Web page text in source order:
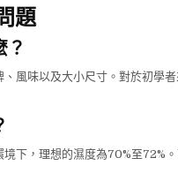
題
？
、風味以及大小尺寸。對於初學
下，理想的濕度為70%至72%